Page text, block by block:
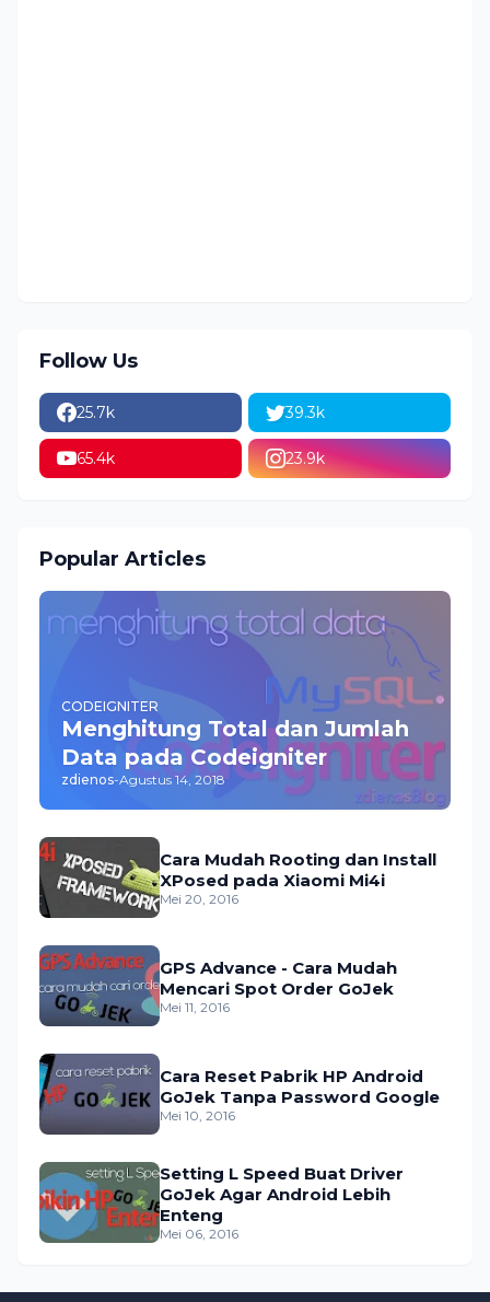
Follow Us
25.7k 39.3k
65.4k 23.9k
Popular Articles
CODEIGNITER
Menghitung Total dan Jumlah
Data pada Codeigniter
zdienos-Agustus 14, 2018
Cara Mudah Rooting dan Install
XPosed pada Xiaomi Mi4i
Mei 20, 2016
GPS Advance - Cara Mudah
Mencari Spot Order GoJek
Mei 11, 2016
Cara Reset Pabrik HP Android
GoJek Tanpa Password Google
Mei 10, 2016
Setting L Speed Buat Driver
GoJek Agar Android Lebih
Enteng
Mei 06, 2016